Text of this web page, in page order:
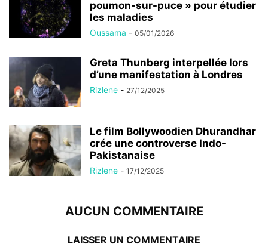
poumon-sur-puce » pour étudier
les maladies
Oussama - 05/01/2026
Greta Thunberg interpellée lors
d’une manifestation à Londres
Rizlene - 27/12/2025
Le film Bollywoodien Dhurandhar
crée une controverse Indo-
Pakistanaise
Rizlene - 17/12/2025
AUCUN COMMENTAIRE
LAISSER UN COMMENTAIRE